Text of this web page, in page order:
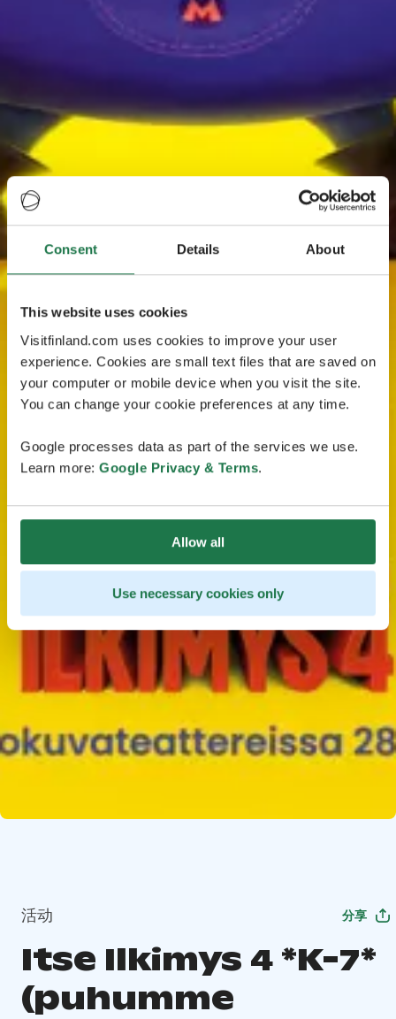
Consent Details About
This website uses cookies
Visitfinland.com uses cookies to improve your user
experience. Cookies are small text files that are saved on
your computer or mobile device when you visit the site.
You can change your cookie preferences at any time.
Google processes data as part of the services we use.
Learn more: Google Privacy & Terms.
Allow all
Use necessary cookies only
活动 分享
Itse Ilkimys 4 *K-7*
(puhumme